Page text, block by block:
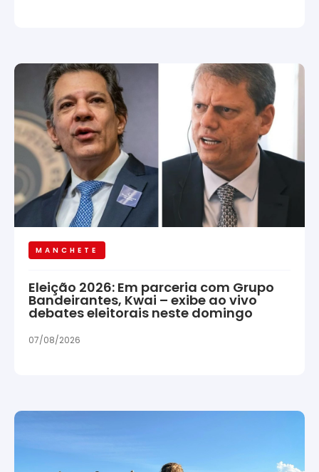
MANCHETE
Eleição 2026: Em parceria com Grupo
Bandeirantes, Kwai – exibe ao vivo
debates eleitorais neste domingo
07/08/2026